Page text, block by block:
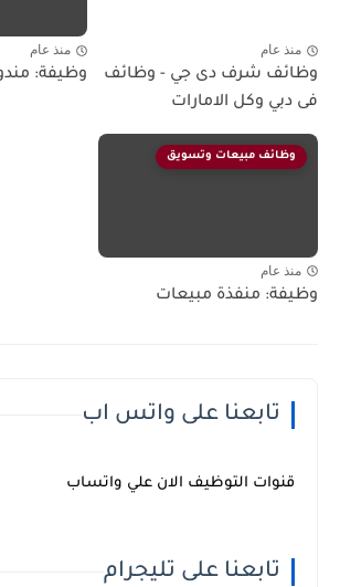
منذ عام
وظائف شرف دى جي - وظائف
فى دبي وكل الامارات
منذ عام
وظيفة:
وظائف مبيعات وتسويق
منذ عام
وظيفة: منفذة مبيعات
تابعنا على واتس اب
قنوات التوظيف الان علي واتساب
تابعنا على تليجرام